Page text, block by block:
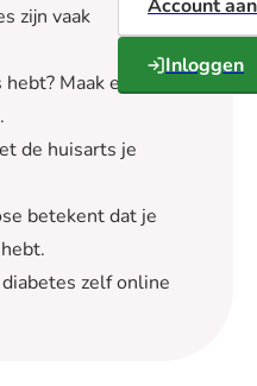
Account
Inloggen
zijn vaak
Maak een
de huisarts je
betekent dat je
zelf online